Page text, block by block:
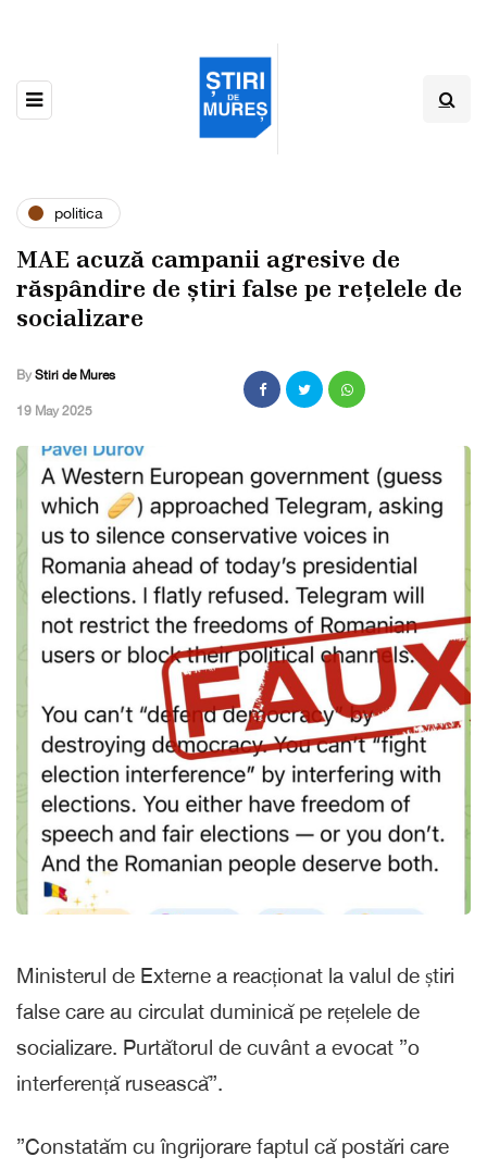
politica
MAE acuză campanii agresive de
răspândire de știri false pe rețelele de
socializare
By Stiri de Mures
,19 May 2025
Ministerul de Externe a reacționat la valul de știri
false care au circulat duminică pe rețelele de
socializare. Purtătorul de cuvânt a evocat ”o
interferență rusească”.
”Constatăm cu îngrijorare faptul că postări care